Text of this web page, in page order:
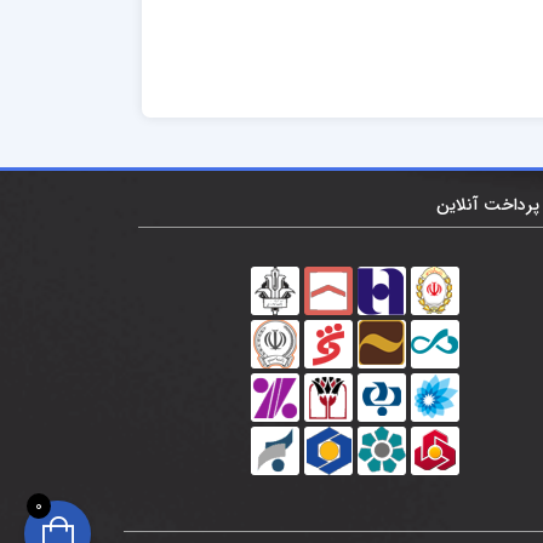
پرداخت آنلاین
0